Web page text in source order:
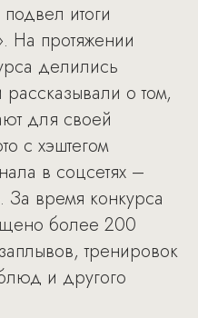
итоги
На протяжении
делились
о том,
для своей
с хэштегом
в соцсетях –
За время конкурса
более 200
тренировок
и другого